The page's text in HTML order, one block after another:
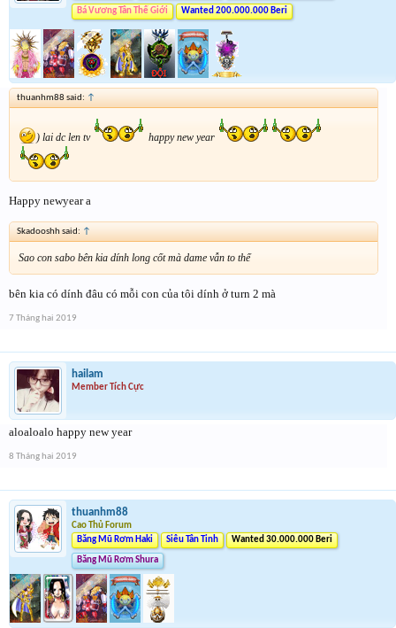
Bá Vương Tân Thế Giới Wanted 200.000.000 Beri
thuanhm88 said: ↑
) lai dc len tv happy new year
Happy newyear a
Skadooshh said: ↑
Sao con sabo bên kia dính long cốt mà dame vẫn to thế
bên kia có dính đâu có mỗi con của tôi dính ở turn 2 mà
7 Tháng hai 2019
hailam
Member Tích Cực
aloaloalo happy new year
8 Tháng hai 2019
thuanhm88
Cao Thủ Forum
Băng Mũ Rơm Haki
Siêu Tân Tinh Wanted 30.000.000 Beri
Băng Mũ Rơm Shura